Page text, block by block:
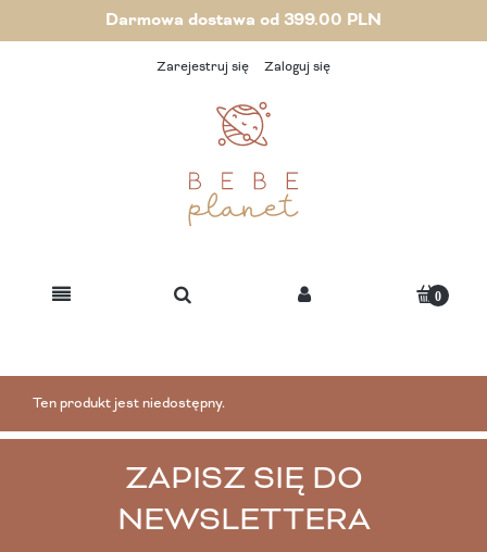
Darmowa dostawa od 399.00 PLN
Zarejestruj się Zaloguj się
Ten produkt jest niedostępny.
ZAPISZ SIĘ DO
NEWSLETTERA